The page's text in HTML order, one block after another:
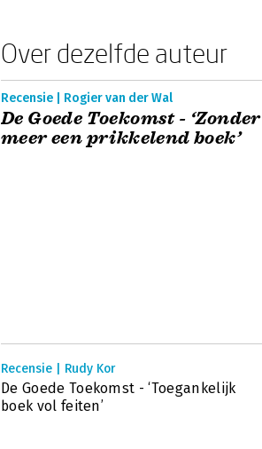
Over dezelfde auteur
Recensie | Rogier van der Wal
De Goede Toekomst - ‘Zonder
meer een prikkelend boek’
Recensie | Rudy Kor
De Goede Toekomst - ‘Toegankelijk
boek vol feiten’